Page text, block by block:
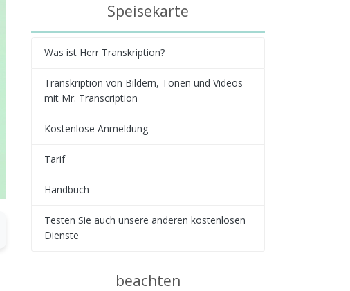
Speisekarte
Was ist Herr Transkription?
Transkription von Bildern, Tönen und Videos
mit Mr. Transcription
Kostenlose Anmeldung
Tarif
Handbuch
Testen Sie auch unsere anderen kostenlosen
Dienste
beachten